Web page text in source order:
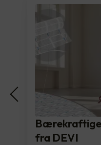
fra DEVI